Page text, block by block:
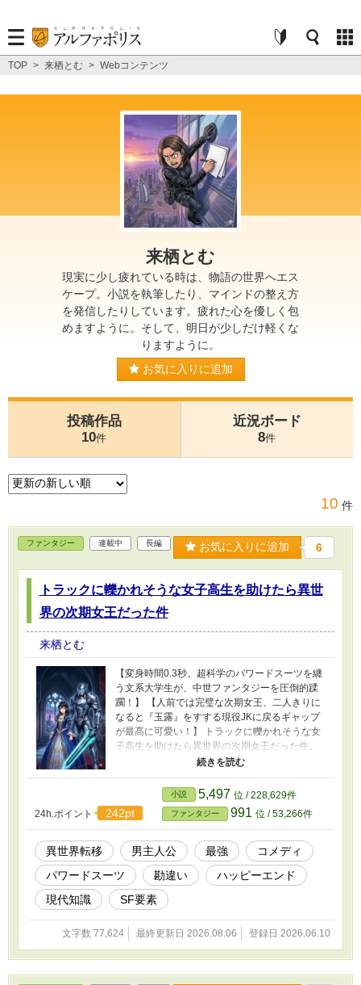
TOP > 来栖とむ > Webコンテンツ
来栖とむ
現実に少し疲れている時は、物語の世界へエス
ケープ。小説を執筆したり、マインドの整え方
を発信したりしています。疲れた心を優しく包
めますように。そして、明日が少しだけ軽くな
りますように。
お気に入りに追加
投稿作品
10件
近況ボード
8件
10 件
ファンタジー 連載中 長編 お気に入りに追加 6
トラックに轢かれそうな女子高生を助けたら異世
界の次期女王だった件
来栖とむ
【変身時間0.3秒。超科学のパワードスーツを纏
う文系大学生が、中世ファンタジーを圧倒的蹂
躙！】 【人前では完璧な次期女王、二人きりに
なると『玉露』をすする現役JKに戻るギャップ
が最高に可愛い！】 トラックに轢かれそうな女
子高生を助けたら異世界の次期女王だった件。
神様から貰った無敵のパワードスーツで無双し
め奉られて王配に指名されました。 ～フリル服
の大学生、元JKの女王と玉露をすすりながら2、
3年で確実に地球へ帰る期間限定の異世界赴任ラ
イフ～ 大学のブラック研究室に酷使され、偏頭
痛と胃炎に悩まされていた文系大学生・宮坂蓮
（みやさかれん）。 ある夜、トラックに轢かれ
そうになった塾帰りの女子高生を咄嗟に助け
た……はずが、気づけば真っ白な神界の管理室
にいた！？ 元の地球に戻れるのはシステムの関
係で２〜３年後。 ただし、地球側では一秒も時
間は進まないという、実質【期間限定の異世界
海外赴任】が決定！ お詫びとして神様に『超健
康体』に改造され、さらに中世の甲冑に見える
無敵の超科学ガジェット【パワードスーツ（超
24h.ポイント 242pt
小説 5,497 位 / 228,629件
ファンタジー 991 位 / 53,266件
異世界転移 男主人公 最強
コメディ
パワードスーツ
勘違い
ハッピーエンド
現代知識
SF要素
文字数 77,624 最終更新日 2026.08.06 登録日 2026.06.10